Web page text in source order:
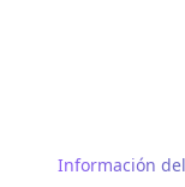
Información